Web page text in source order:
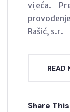
vijeća.
Rašić, s.r.
READ
Share